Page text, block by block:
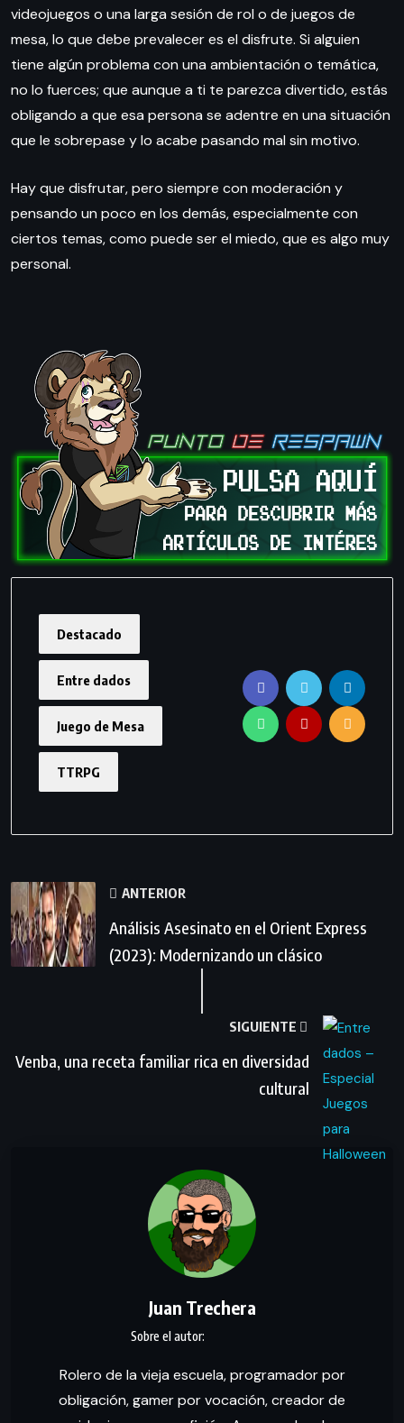
videojuegos o una larga sesión de rol o de juegos de
mesa, lo que debe prevalecer es el disfrute. Si alguien
tiene algún problema con una ambientación o temática,
no lo fuerces; que aunque a ti te parezca divertido, estás
obligando a que esa persona se adentre en una situación
que le sobrepase y lo acabe pasando mal sin motivo.
Hay que disfrutar, pero siempre con moderación y
pensando un poco en los demás, especialmente con
ciertos temas, como puede ser el miedo, que es algo muy
personal.
Destacado
Entre dados
Juego de Mesa
TTRPG
ANTERIOR
Análisis Asesinato en el Orient Express
(2023): Modernizando un clásico
SIGUIENTE
Venba, una receta familiar rica en diversidad
cultural
Juan Trechera
Rolero de la vieja escuela, programador por
obligación, gamer por vocación, creador de